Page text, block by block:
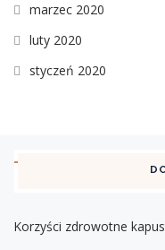
marzec 2020
luty 2020
styczeń 2020
Korzyści zdrowotne